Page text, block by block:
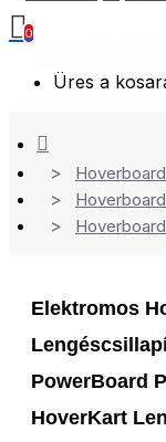
0
Üres a
Hoverboard
Elektromos
PowerBoard
HoverKart